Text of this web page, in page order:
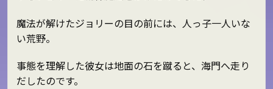
魔法が解けたジョリーの目の前には、人っ子一人いな
い荒野。
事態を理解した彼女は地面の石を蹴ると、海門へ走り
だしたのです。